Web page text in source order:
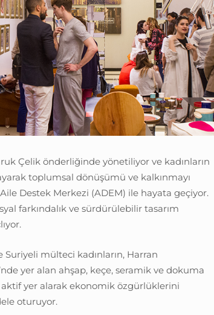
Çelik önderliğinde yönetiliyor ve kadınların
toplumsal dönüşümü ve kalkınmayı
Destek Merkezi (ADEM) ile hayata geçiyor.
farkındalık ve sürdürülebilir tasarım
Suriyeli mülteci kadınların, Harran
yer alan ahşap, keçe, seramik ve dokuma
yer alarak ekonomik özgürlüklerini
oturuyor.